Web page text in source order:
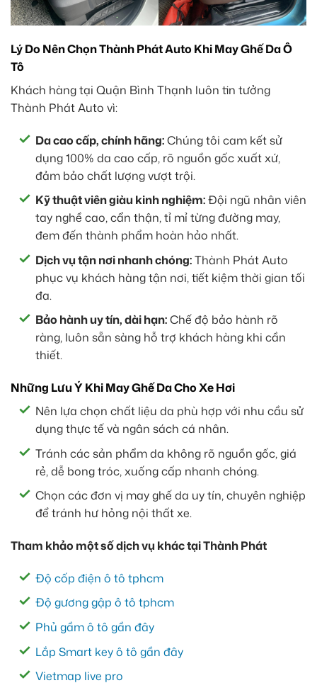
Lý Do Nên Chọn Thành Phát Auto Khi May Ghế Da Ô
Tô
Khách hàng tại Quận Bình Thạnh luôn tin tưởng
Thành Phát Auto vì:
Da cao cấp, chính hãng:Chúng tôi cam kết sử
dụng 100% da cao cấp, rõ nguồn gốc xuất xứ,
đảm bảo chất lượng vượt trội.
Kỹ thuật viên giàu kinh nghiệm:Đội ngũ nhân viên
tay nghề cao, cẩn thận, tỉ mỉ từng đường may,
đem đến thành phẩm hoàn hảo nhất.
Dịch vụ tận nơi nhanh chóng:Thành Phát Auto
phục vụ khách hàng tận nơi, tiết kiệm thời gian tối
đa.
Bảo hành uy tín, dài hạn:Chế độ bảo hành rõ
ràng, luôn sẵn sàng hỗ trợ khách hàng khi cần
thiết.
Những Lưu Ý Khi May Ghế Da Cho Xe Hơi
Nên lựa chọn chất liệu da phù hợp với nhu cầu sử
dụng thực tế và ngân sách cá nhân.
Tránh các sản phẩm da không rõ nguồn gốc, giá
rẻ, dễ bong tróc, xuống cấp nhanh chóng.
Chọn các đơn vị may ghế da uy tín, chuyên nghiệp
để tránh hư hỏng nội thất xe.
Tham khảo một số dịch vụ khác tại Thành Phát
Độ cốp điện ô tô tphcm
Độ gương gập ô tô tphcm
Phủ gầm ô tô gần đây
Lắp Smart key ô tô gần đây
Vietmap live pro